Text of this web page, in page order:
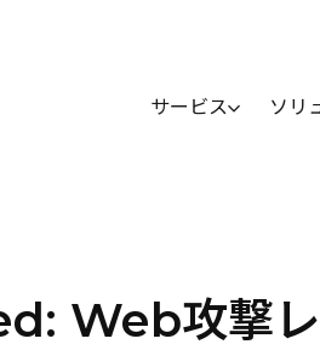
サービス ソリ
Web攻撃レ